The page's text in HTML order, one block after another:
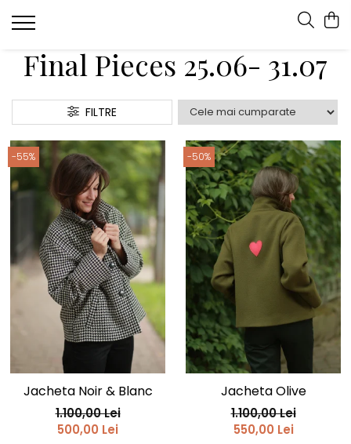
Final Pieces 25.06- 31.07
FILTRE
-55%
Jacheta Noir & Blanc
1.100,00 Lei
500,00 Lei
-50%
Jacheta Olive
1.100,00 Lei
550,00 Lei